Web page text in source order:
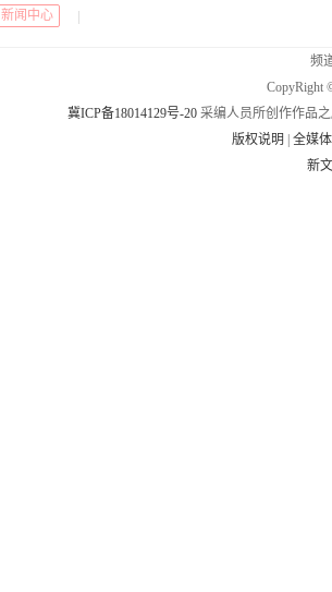
新闻中心
频
CopyRight
冀ICP备18014129号-20 采编人员所创作作品
版权说明
|全媒
新